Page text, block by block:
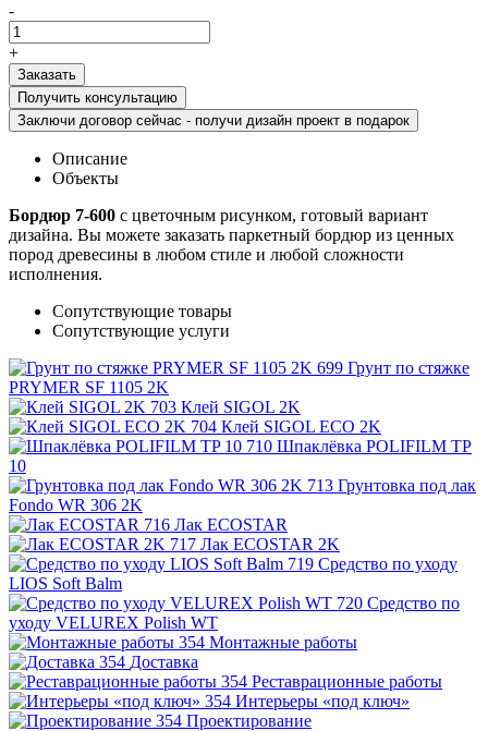
-
+
Получить консультацию
Заключи договор сейчас - получи дизайн проект в подарок
Описание
Объекты
Бордюр 7-600 с цветочным рисунком, готовый вариант
дизайна. Вы можете заказать паркетный бордюр из ценных
пород древесины в любом стиле и любой сложности
исполнения.
Сопутствующие товары
Сопутствующие услуги
Грунт по стяжке
PRYMER SF 1105 2K
Клей SIGOL 2K
Клей SIGOL ECO 2K
Шпаклёвка POLIFILM TP
10
Грунтовка под лак
Fondo WR 306 2K
Лак ECOSTAR
Лак ECOSTAR 2K
Средство по уходу
LIOS Soft Balm
Средство по
уходу VELUREX Polish WT
Монтажные работы
Доставка
Реставрационные работы
Интерьеры «под ключ»
Проектирование